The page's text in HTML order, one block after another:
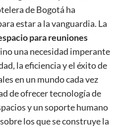
de Bogotá ha
estar a la vanguardia. La
para reuniones
una necesidad imperante
la eficiencia y el éxito de
en un mundo cada vez
de ofrecer tecnología de
y un soporte humano
los que se construye la